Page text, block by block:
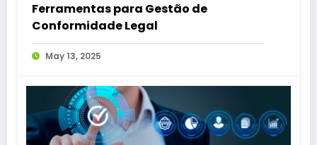
Ferramentas para Gestão de
Conformidade Legal
May 13, 2025